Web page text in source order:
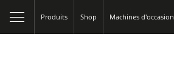
Produits Shop Machines d'occasion